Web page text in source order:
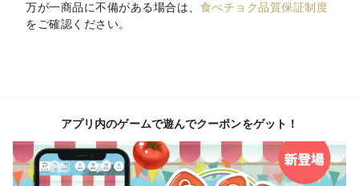
万が一商品に不備がある場合は、 食べチョク品質保証制度
をご確認ください。
アプリ内のゲームで遊んでクーポンをゲット！